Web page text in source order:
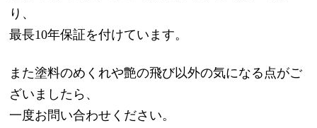
り、
最長10年保証を付けています。
また塗料のめくれや艶の飛び以外の気になる点がご
ざいましたら、
一度お問い合わせください。